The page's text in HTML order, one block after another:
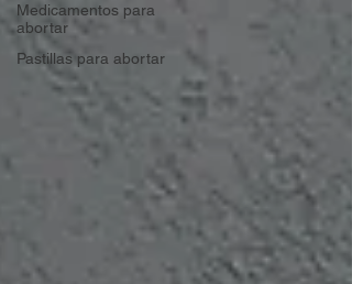
Medicamentos para
abortar
Pastillas para abortar